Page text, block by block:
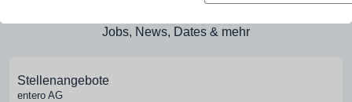
Jobs, News, Dates & mehr
Stellenangebote
entero AG